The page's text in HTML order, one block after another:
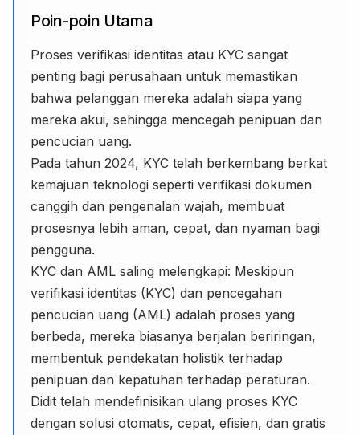
Poin-poin Utama
Proses verifikasi identitas atau KYC sangat
penting bagi perusahaan untuk memastikan
bahwa pelanggan mereka adalah siapa yang
mereka akui, sehingga mencegah penipuan dan
pencucian uang.
Pada tahun 2024, KYC telah berkembang berkat
kemajuan teknologi seperti verifikasi dokumen
canggih dan pengenalan wajah, membuat
prosesnya lebih aman, cepat, dan nyaman bagi
pengguna.
KYC dan AML saling melengkapi: Meskipun
verifikasi identitas (KYC) dan pencegahan
pencucian uang (AML) adalah proses yang
berbeda, mereka biasanya berjalan beriringan,
membentuk pendekatan holistik terhadap
penipuan dan kepatuhan terhadap peraturan.
Didit telah mendefinisikan ulang proses KYC
dengan solusi otomatis, cepat, efisien, dan gratis